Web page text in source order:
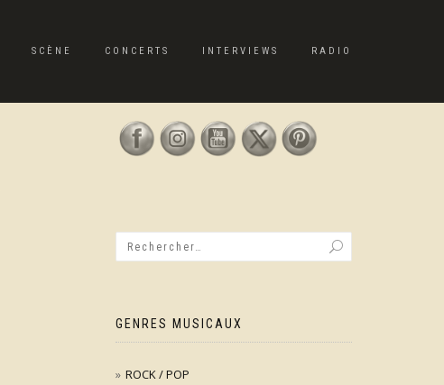
SCÈNE CONCERTS INTERVIEWS RADIO
GENRES MUSICAUX
ROCK / POP